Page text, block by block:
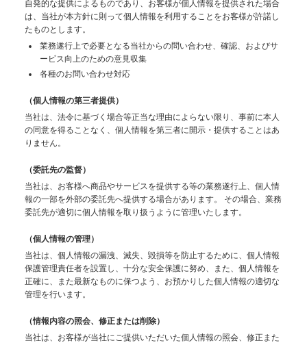
自発的な提供によるものであり、お客様が個人情報を提供された場合
は、当社が本方針に則って個人情報を利用することをお客様が許諾し
たものとします。
業務遂行上で必要となる当社からの問い合わせ、確認、およびサ
ービス向上のための意見収集
各種のお問い合わせ対応
（個人情報の第三者提供）
当社は、法令に基づく場合等正当な理由によらない限り、事前に本人
の同意を得ることなく、個人情報を第三者に開示・提供することはあ
りません。
（委託先の監督）
当社は、お客様へ商品やサービスを提供する等の業務遂行上、個人情
報の一部を外部の委託先へ提供する場合があります。
その場合、業務
委託先が適切に個人情報を取り扱うように管理いたします。
（個人情報の管理）
当社は、個人情報の漏洩、滅失、毀損等を防止するために、個人情報
保護管理責任者を設置し、十分な安全保護に努め、また、個人情報を
正確に、また最新なものに保つよう、お預かりした個人情報の適切な
管理を行います。
（情報内容の照会、修正または削除）
当社は、お客様が当社にご提供いただいた個人情報の照会、修正また